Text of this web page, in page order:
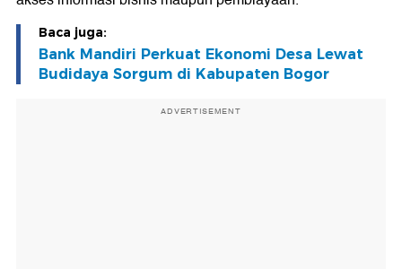
Baca juga:
Bank Mandiri Perkuat Ekonomi Desa Lewat
Budidaya Sorgum di Kabupaten Bogor
ADVERTISEMENT